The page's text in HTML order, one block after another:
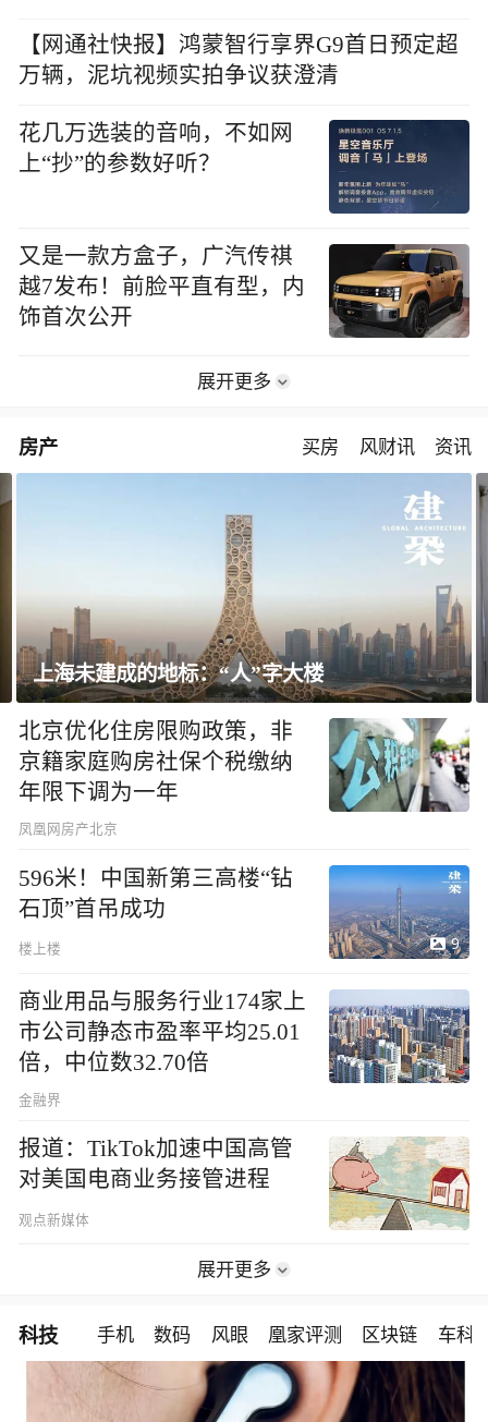
【网通社快报】鸿蒙智行享界G9首日预定超
万辆，泥坑视频实拍争议获澄清
花几万选装的音响，不如网
上“抄”的参数好听？
又是一款方盒子，广汽传祺
越7发布！前脸平直有型，内
饰首次公开
展开更多
房产 买房 风财讯 资讯
未建成的地标：“人”字大楼 飘窗
北京优化住房限购政策，非
京籍家庭购房社保个税缴纳
年限下调为一年
凤凰网房产北京
596米！中国新第三高楼“钻
石顶”首吊成功
楼上楼 9
商业用品与服务行业174家上
市公司静态市盈率平均25.01
倍，中位数32.70倍
金融界
报道：TikTok加速中国高管
对美国电商业务接管进程
观点新媒体
展开更多
科技 手机 数码 风眼 凰家评测 区块链 车科